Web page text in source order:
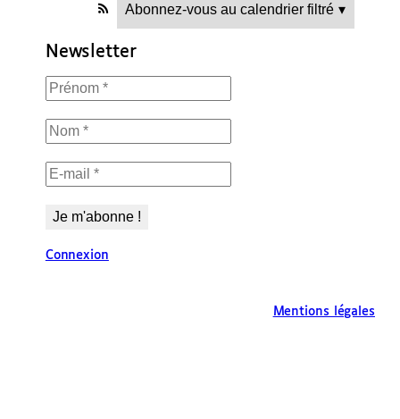
Abonnez-vous au calendrier filtré ▾
Newsletter
Connexion
Mentions légales